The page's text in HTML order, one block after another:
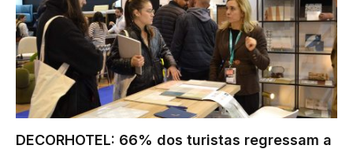
DECORHOTEL: 66% dos turistas regressam a